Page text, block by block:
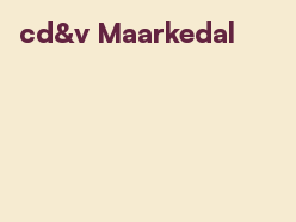
cd&v Maarkedal